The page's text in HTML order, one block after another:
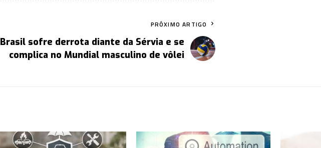
PRÓXIMO ARTIGO
Brasil sofre derrota diante da Sérvia e se
complica no Mundial masculino de vôlei